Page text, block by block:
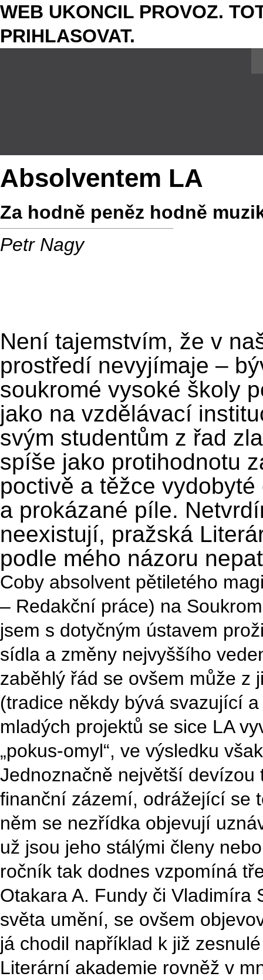
WEB UKONCIL PROVOZ.
PRIHLASOVAT.
Absolventem LA
Za hodně peněz hodně
Petr Nagy
Není tajemstvím, že v
prostředí nevyjímaje –
soukromé vysoké školy
jako na vzdělávací
svým studentům z řad
spíše jako protihodnotu
poctivě a těžce
a prokázané píle.
neexistují, pražská
podle mého názoru
Coby absolvent pětiletého
– Redakční práce) na
jsem s dotyčným ústavem
sídla a změny nejvyššího
zaběhlý řád se ovšem může z
(tradice někdy bývá svazující
mladých projektů se sice LA
„pokus-omyl“, ve výsledku
Jednoznačně největší
finanční zázemí, odrážející se
něm se nezřídka objevují
už jsou jeho stálými členy
ročník tak dodnes vzpomíná
Otakara A. Fundy či Vladimíra
světa umění, se ovšem
já chodil například k již
Literární akademie rovněž v